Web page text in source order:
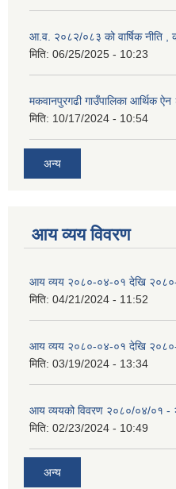
आ.व. २०८२/०८३ को वार्षिक नीति ,
मिति: 06/25/2025 - 10:23
मकवानपुरगढी गाउँपालिका आर्थिक
मिति: 10/17/2024 - 10:54
अन्य
आय व्यय विवरण
आय व्यय २०८०-०४-०१ देखि
मिति: 04/21/2024 - 11:52
आय व्यय २०८०-०४-०१ देखि
मिति: 03/19/2024 - 13:34
आय व्ययको विवरण २०८०/०४/०१ -
मिति: 02/23/2024 - 10:49
अन्य